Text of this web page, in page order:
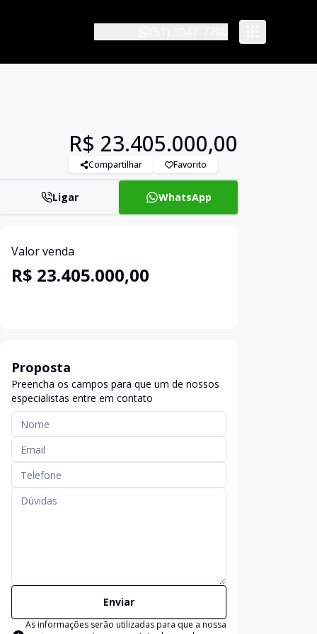
R$ 23.405.000,00
Compartilhar Favorito
Ligar WhatsApp
Valor venda
R$ 23.405.000,00
Proposta
Preencha os campos para que um de nossos
especialistas entre em contato
Enviar
As informações serão utilizadas para que a nossa